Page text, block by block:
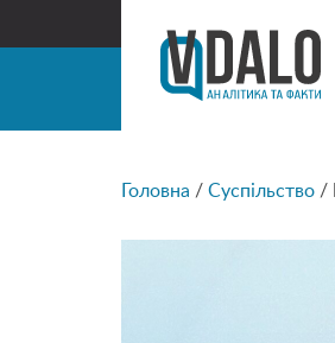
Головна / Суспільство /